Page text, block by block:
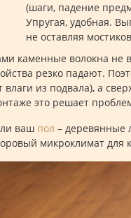
(шаги, падение
Упругая, удобная.
не оставляя
каменные волокна не
резко падают.
влаги из подвала), а
это решает
ваш пол – деревянные
микроклимат для